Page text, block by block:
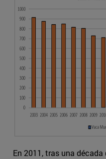
En 2011, tras una